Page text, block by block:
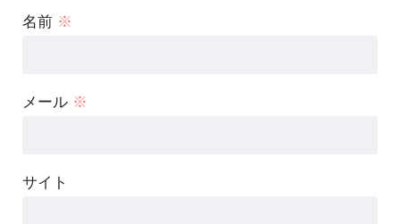
名前 ※
メール ※
サイト